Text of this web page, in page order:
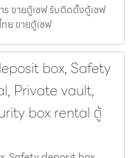
ร ขายตู้เซฟ รับติดตั้งตู้เซฟ
ย ขายตู้เซฟ
box, Safety
Private vault,
box rental ตู้